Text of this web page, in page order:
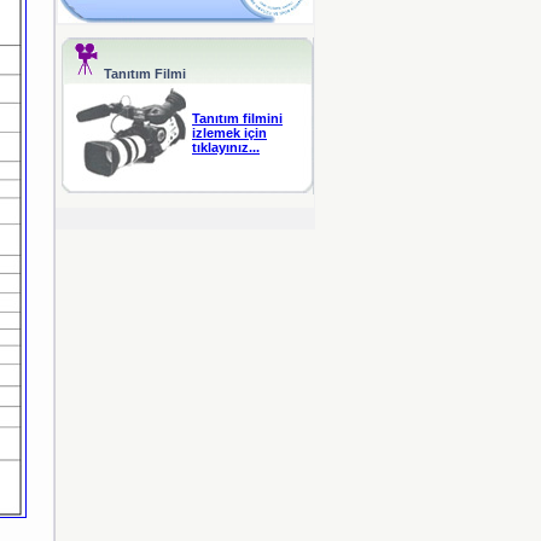
Tanıtım Filmi
Tanıtım filmini
izlemek için
tıklayınız...